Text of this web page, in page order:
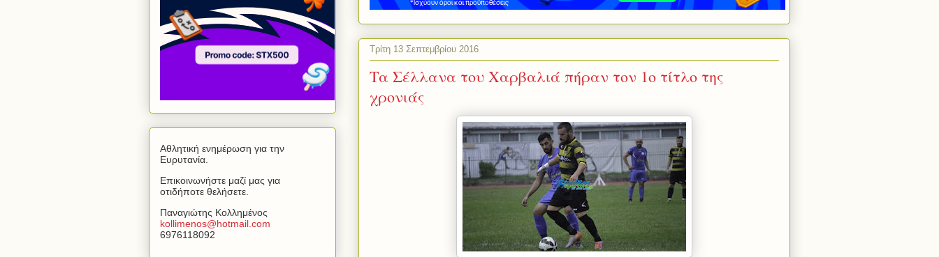
Τρίτη 13 Σεπτεμβρίου 2016
Τα Σέλλανα του Χαρβαλιά πήραν τον 1ο τίτλο της
χρονιάς
Αθλητική ενημέρωση για την
Ευρυτανία.
Επικοινωνήστε μαζί μας για
οτιδήποτε θελήσετε.
Παναγιώτης Κολλημένος
kollimenos@hotmail com
6976118092